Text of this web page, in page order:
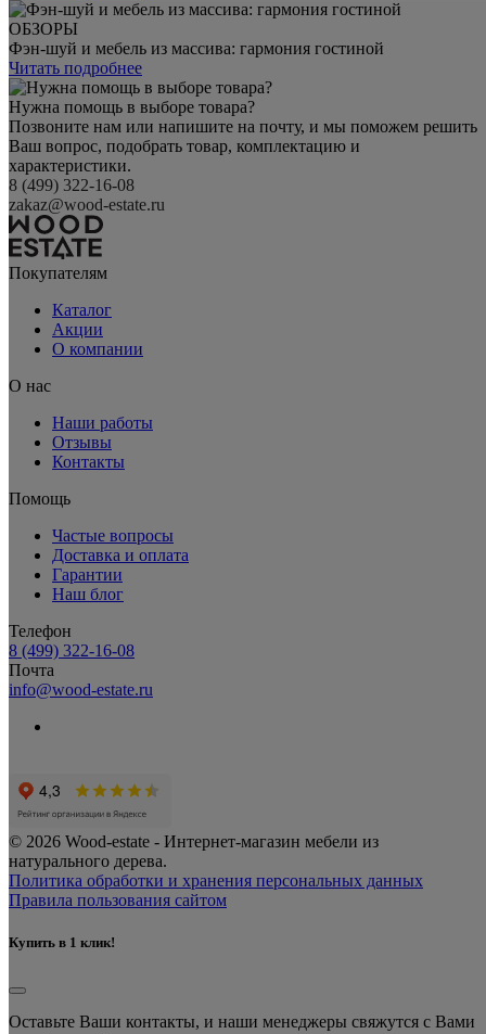
ОБЗОРЫ
Фэн-шуй и мебель из массива: гармония гостиной
Читать подробнее
Нужна помощь в выборе товара?
Позвоните нам или напишите на почту, и мы поможем решить
Ваш вопрос, подобрать товар, комплектацию и
характеристики.
8 (499) 322-16-08
zakaz@wood-estate.ru
Покупателям
Каталог
Акции
О компании
О нас
Наши работы
Отзывы
Контакты
Помощь
Частые вопросы
Доставка и оплата
Гарантии
Наш блог
Телефон
8 (499) 322-16-08
Почта
info@wood-estate.ru
© 2026 Wood-estate - Интернет-магазин мебели из
натурального дерева.
Политика обработки и хранения персональных данных
Правила пользования сайтом
Купить в 1 клик!
Оставьте Ваши контакты, и наши менеджеры свяжутся с Вами